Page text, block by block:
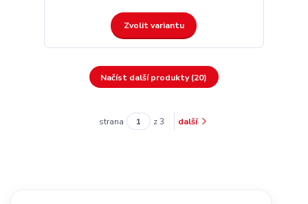
Zvolit variantu
Načíst další produkty (20)
strana z 3 další